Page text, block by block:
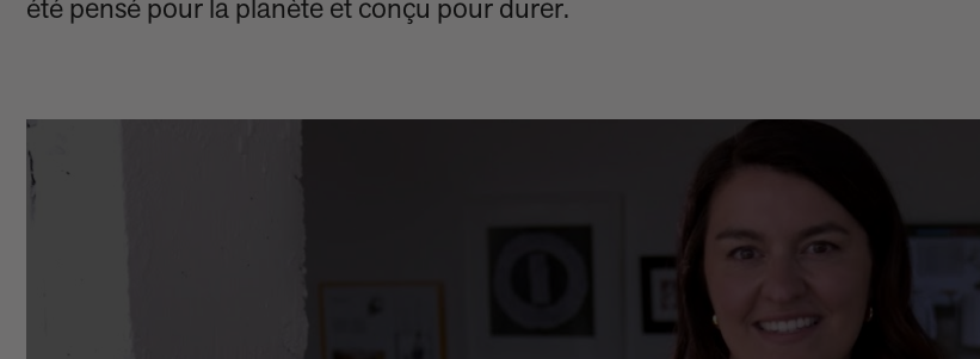
été pensé pour la planète et conçu pour durer.